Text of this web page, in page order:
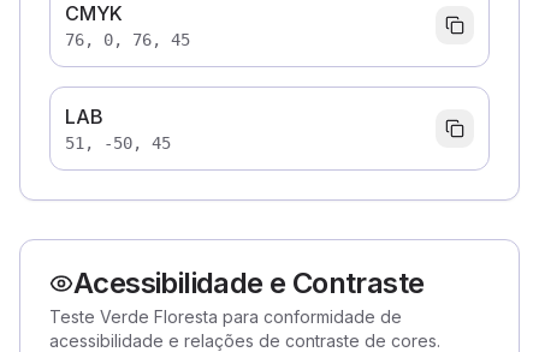
CMYK
76, 0, 76, 45
LAB
51, -50, 45
Acessibilidade e Contraste
Teste Verde Floresta para conformidade de
acessibilidade e relações de contraste de cores.